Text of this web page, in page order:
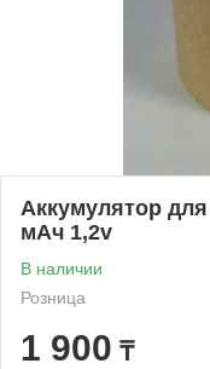
Аккумулятор
мАч 1,2v
В наличии
Розница
1 900 ₸